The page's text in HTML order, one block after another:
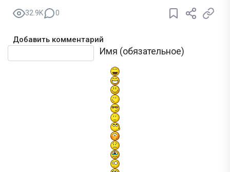
32.9K 0
Добавить комментарий
Имя (обязательное)